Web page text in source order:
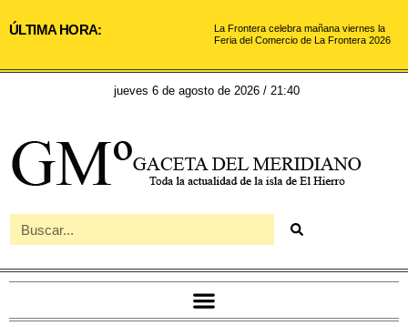
ÚLTIMA HORA:
La Frontera celebra mañana viernes la
Feria del Comercio de La Frontera 2026
jueves 6 de agosto de 2026 / 21:40